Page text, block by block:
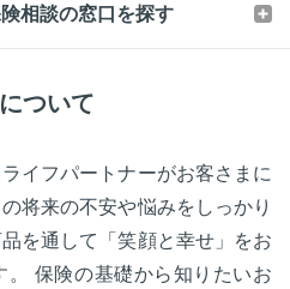
相談の窓口を探す
ついて
イフパートナーがお客さまに
将来の不安や悩みをしっかり
を通して「笑顔と幸せ」をお
。 保険の基礎から知りたいお